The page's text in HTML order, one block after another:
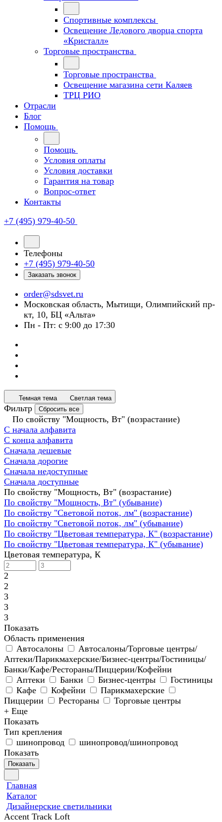
Спортивные комплексы
Освещение Ледового дворца спорта
«Кристалл»
Торговые пространства
Торговые пространства
Освещение магазина сети Каляев
ТРЦ РИО
Отрасли
Блог
Помощь
Помощь
Условия оплаты
Условия доставки
Гарантия на товар
Вопрос-ответ
Контакты
+7 (495) 979-40-50
Телефоны
+7 (495) 979-40-50
Заказать звонок
order@sdsvet.ru
Московская область, Мытищи, Олимпийский пр-
кт, 10, БЦ «Альта»
Пн - Пт: с 9:00 до 17:30
Темная тема Светлая тема
Фильтр Сбросить все
По свойству "Мощность, Вт" (возрастание)
С начала алфавита
С конца алфавита
Сначала дешевые
Сначала дорогие
Сначала недоступные
Сначала доступные
По свойству "Мощность, Вт" (возрастание)
По свойству "Мощность, Вт" (убывание)
По свойству "Световой поток, лм" (возрастание)
По свойству "Световой поток, лм" (убывание)
По свойству "Цветовая температура, К" (возрастание)
По свойству "Цветовая температура, К" (убывание)
Цветовая температура, К
2
2
3
3
3
Показать
Область применения
Автосалоны
Автосалоны/Торговые центры/
Аптеки/Парикмахерские/Бизнес-центры/Гостиницы/
Банки/Кафе/Рестораны/Пиццерии/Кофейни
Аптеки
Банки Бизнес-центры
Гостиницы
Кафе
Кофейни
Парикмахерские
Пиццерии
Рестораны
Торговые центры
+ Еще
Показать
Тип крепления
шинопровод
шинопровод/шинопровод
Показать
Показать
Главная
Каталог
Дизайнерские светильники
Accent Track Loft